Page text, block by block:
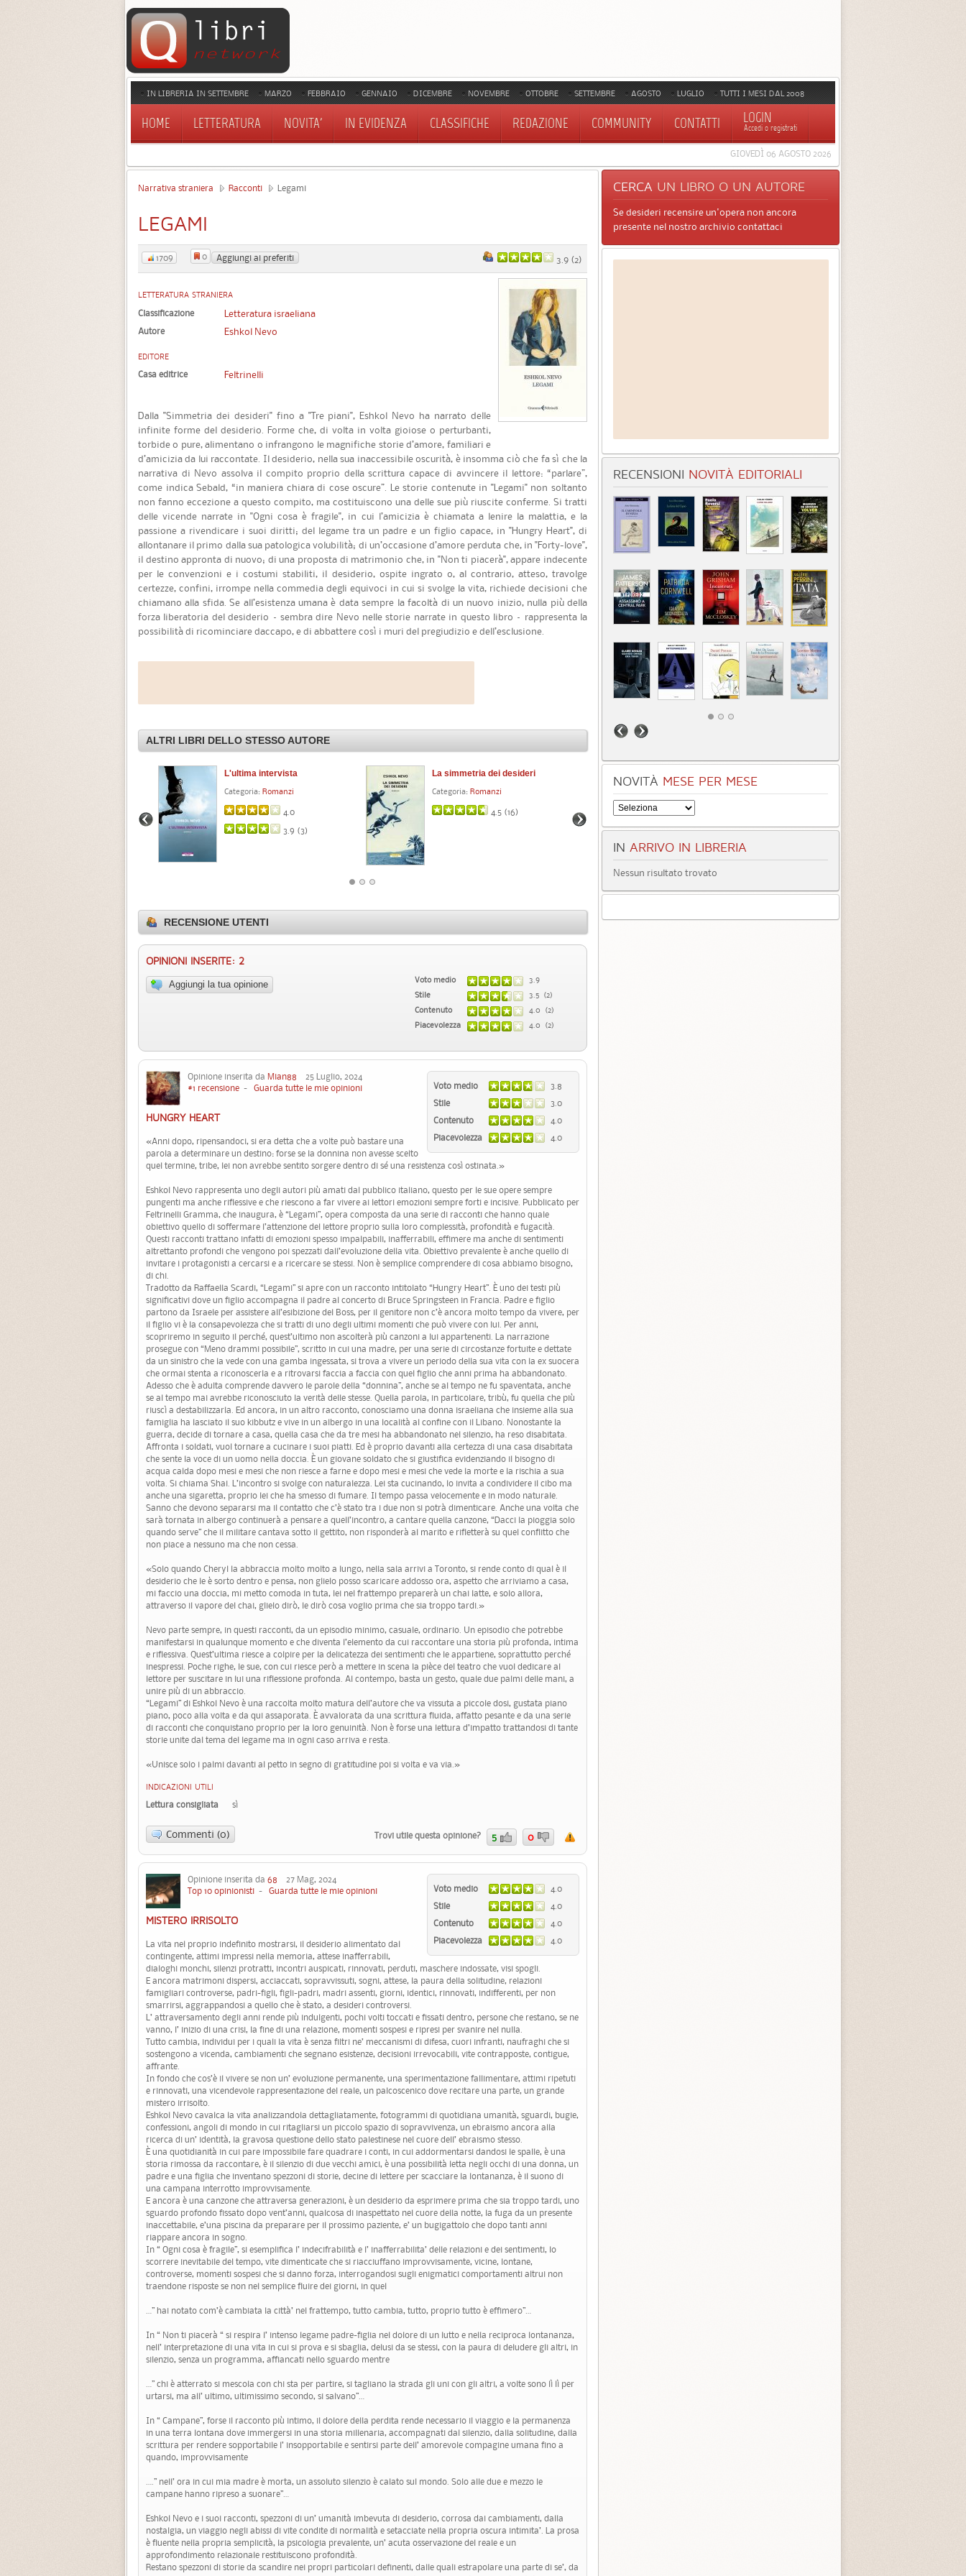
IN LIBRERIA IN SETTEMBRE MARZO FEBBRAIO GENNAIO DICEMBRE NOVEMBRE OTTOBRE SETTEMBRE AGOSTO LUGLIO TUTTI I MESI DAL 2008
HOME LETTERATURA NOVITA' IN EVIDENZA CLASSIFICHE REDAZIONE COMMUNITY CONTATTI LOGIN
Accedi o registrati
GIOVEDÌ 06 AGOSTO 2026
Narrativa straniera Racconti Legami
LEGAMI
3.9 (2)
1709 0 Aggiungi ai preferiti
LETTERATURA STRANIERA
Classificazione Letteratura israeliana
Autore Eshkol Nevo
EDITORE
Casa editrice Feltrinelli
Dalla "Simmetria dei desideri" fino a "Tre piani", Eshkol Nevo ha narrato delle
infinite forme del desiderio. Forme che, di volta in volta gioiose o perturbanti,
torbide o pure, alimentano o infrangono le magnifiche storie d’amore, familiari e
d’amicizia da lui raccontate. Il desiderio, nella sua inaccessibile oscurità, è insomma ciò che fa sì che la
narrativa di Nevo assolva il compito proprio della scrittura capace di avvincere il lettore: “parlare”,
come indica Sebald, “in maniera chiara di cose oscure”. Le storie contenute in "Legami" non soltanto
non fanno eccezione a questo compito, ma costituiscono una delle sue più riuscite conferme. Si tratti
delle vicende narrate in "Ogni cosa è fragile", in cui l’amicizia è chiamata a lenire la malattia, e la
passione a rivendicare i suoi diritti; del legame tra un padre e un figlio capace, in "Hungry Heart", di
allontanare il primo dalla sua patologica volubilità; di un’occasione d’amore perduta che, in "Forty-love",
il destino appronta di nuovo; di una proposta di matrimonio che, in "Non ti piacerà", appare indecente
per le convenzioni e i costumi stabiliti, il desiderio, ospite ingrato o, al contrario, atteso, travolge
certezze, confini, irrompe nella commedia degli equivoci in cui si svolge la vita, richiede decisioni che
chiamano alla sfida. Se all’esistenza umana è data sempre la facoltà di un nuovo inizio, nulla più della
forza liberatoria del desiderio – sembra dire Nevo nelle storie narrate in questo libro – rappresenta la
possibilità di ricominciare daccapo, e di abbattere così i muri del pregiudizio e dell’esclusione.
ALTRI LIBRI DELLO STESSO AUTORE
L'ultima intervista
Categoria: Romanzi
4.0
3.9 (3)
La simmetria dei desideri
Categoria: Romanzi
4.5 (16)
Tre piani
Categoria:Romanzi
3.9 (10)
RECENSIONE UTENTI
OPINIONI INSERITE: 2
Aggiungi la tua opinione Voto medio
3.9
Stile
3.5 (2)
Contenuto
4.0 (2)
Piacevolezza
4.0 (2)
Voto medio
3.8
Stile
3.0
Contenuto
4.0
Piacevolezza
4.0
Opinione inserita da Mian88 25 Luglio, 2024
#1 recensione - Guarda tutte le mie opinioni
HUNGRY HEART
«Anni dopo, ripensandoci, si era detta che a volte può bastare una
parola a determinare un destino: forse se la donnina non avesse scelto
quel termine, tribe, lei non avrebbe sentito sorgere dentro di sé una resistenza così ostinata.»
Eshkol Nevo rappresenta uno degli autori più amati dal pubblico italiano, questo per le sue opere sempre
pungenti ma anche riflessive e che riescono a far vivere ai lettori emozioni sempre forti e incisive. Pubblicato per
Feltrinelli Gramma, che inaugura, è “Legami”, opera composta da una serie di racconti che hanno quale
obiettivo quello di soffermare l’attenzione del lettore proprio sulla loro complessità, profondità e fugacità.
Questi racconti trattano infatti di emozioni spesso impalpabili, inafferrabili, effimere ma anche di sentimenti
altrettanto profondi che vengono poi spezzati dall’evoluzione della vita. Obiettivo prevalente è anche quello di
invitare i protagonisti a cercarsi e a ricercare se stessi. Non è semplice comprendere di cosa abbiamo bisogno,
di chi.
Tradotto da Raffaella Scardi, “Legami” si apre con un racconto intitolato “Hungry Heart”. È uno dei testi più
significativi dove un figlio accompagna il padre al concerto di Bruce Springsteen in Francia. Padre e figlio
partono da Israele per assistere all’esibizione del Boss, per il genitore non c’è ancora molto tempo da vivere, per
il figlio vi è la consapevolezza che si tratti di uno degli ultimi momenti che può vivere con lui. Per anni,
scopriremo in seguito il perché, quest’ultimo non ascolterà più canzoni a lui appartenenti. La narrazione
prosegue con “Meno drammi possibile”, scritto in cui una madre, per una serie di circostanze fortuite e dettate
da un sinistro che la vede con una gamba ingessata, si trova a vivere un periodo della sua vita con la ex suocera
che ormai stenta a riconoscerla e a ritrovarsi faccia a faccia con quel figlio che anni prima ha abbandonato.
Adesso che è adulta comprende davvero le parole della “donnina”, anche se al tempo ne fu spaventata, anche
se al tempo mai avrebbe riconosciuto la verità delle stesse. Quella parola, in particolare, tribù, fu quella che più
riuscì a destabilizzarla. Ed ancora, in un altro racconto, conosciamo una donna israeliana che insieme alla sua
famiglia ha lasciato il suo kibbutz e vive in un albergo in una località al confine con il Libano. Nonostante la
guerra, decide di tornare a casa, quella casa che da tre mesi ha abbandonato nel silenzio, ha reso disabitata.
Affronta i soldati, vuol tornare a cucinare i suoi piatti. Ed è proprio davanti alla certezza di una casa disabitata
che sente la voce di un uomo nella doccia. È un giovane soldato che si giustifica evidenziando il bisogno di
acqua calda dopo mesi e mesi che non riesce a farne e dopo mesi e mesi che vede la morte e la rischia a sua
volta. Si chiama Shai. L’incontro si svolge con naturalezza. Lei sta cucinando, lo invita a condividere il cibo ma
anche una sigaretta, proprio lei che ha smesso di fumare. Il tempo passa velocemente e in modo naturale.
Sanno che devono separarsi ma il contatto che c’è stato tra i due non si potrà dimenticare. Anche una volta che
sarà tornata in albergo continuerà a pensare a quell’incontro, a cantare quella canzone, “Dacci la pioggia solo
quando serve” che il militare cantava sotto il gettito, non risponderà al marito e rifletterà su quel conflitto che
non piace a nessuno ma che non cessa.
«Solo quando Cheryl la abbraccia molto molto a lungo, nella sala arrivi a Toronto, si rende conto di qual è il
desiderio che le è sorto dentro e pensa, non glielo posso scaricare addosso ora, aspetto che arriviamo a casa,
mi faccio una doccia, mi metto comoda in tuta, lei nel frattempo preparerà un chai latte, e solo allora,
attraverso il vapore del chai, glielo dirò, le dirò cosa voglio prima che sia troppo tardi.»
Nevo parte sempre, in questi racconti, da un episodio minimo, casuale, ordinario. Un episodio che potrebbe
manifestarsi in qualunque momento e che diventa l’elemento da cui raccontare una storia più profonda, intima
e riflessiva. Quest’ultima riesce a colpire per la delicatezza dei sentimenti che le appartiene, soprattutto perché
inespressi. Poche righe, le sue, con cui riesce però a mettere in scena la pièce del teatro che vuol dedicare al
lettore per suscitare in lui una riflessione profonda. Al contempo, basta un gesto, quale due palmi delle mani, a
unire più di un abbraccio.
“Legami” di Eshkol Nevo è una raccolta molto matura dell’autore che va vissuta a piccole dosi, gustata piano
piano, poco alla volta e da qui assaporata. È avvalorata da una scrittura fluida, affatto pesante e da una serie
di racconti che conquistano proprio per la loro genuinità. Non è forse una lettura d’impatto trattandosi di tante
storie unite dal tema del legame ma in ogni caso arriva e resta.
«Unisce solo i palmi davanti al petto in segno di gratitudine poi si volta e va via.»
INDICAZIONI UTILI
Lettura consigliata sì
Commenti (0) Trovi utile questa opinione? 5 0
Voto medio
4.0
Stile
4.0
Contenuto
4.0
Piacevolezza
4.0
Opinione inserita da 68 27 Mag, 2024
Top 10 opinionisti - Guarda tutte le mie opinioni
MISTERO IRRISOLTO
La vita nel proprio indefinito mostrarsi, il desiderio alimentato dal
contingente, attimi impressi nella memoria, attese inafferrabili,
dialoghi monchi, silenzi protratti, incontri auspicati, rinnovati, perduti, maschere indossate, visi spogli.
E ancora matrimoni dispersi, acciaccati, sopravvissuti, sogni, attese, la paura della solitudine, relazioni
famigliari controverse, padri-figli, figli-padri, madri assenti, giorni, identici, rinnovati, indifferenti, per non
smarrirsi, aggrappandosi a quello che è stato, a desideri controversi.
L’ attraversamento degli anni rende più indulgenti, pochi volti toccati e fissati dentro, persone che restano, se ne
vanno, l’ inizio di una crisi, la fine di una relazione, momenti sospesi e ripresi per svanire nel nulla.
Tutto cambia, individui per i quali la vita è senza filtri ne’ meccanismi di difesa, cuori infranti, naufraghi che si
sostengono a vicenda, cambiamenti che segnano esistenze, decisioni irrevocabili, vite contrapposte, contigue,
affrante.
In fondo che cos’è il vivere se non un’ evoluzione permanente, una sperimentazione fallimentare, attimi ripetuti
e rinnovati, una vicendevole rappresentazione del reale, un palcoscenico dove recitare una parte, un grande
mistero irrisolto.
Eshkol Nevo cavalca la vita analizzandola dettagliatamente, fotogrammi di quotidiana umanità, sguardi, bugie,
confessioni, angoli di mondo in cui ritagliarsi un piccolo spazio di sopravvivenza, un ebraismo ancora alla
ricerca di un’ identità, la gravosa questione dello stato palestinese nel cuore dell’ ebraismo stesso.
È una quotidianità in cui pare impossibile fare quadrare i conti, in cui addormentarsi dandosi le spalle, è una
storia rimossa da raccontare, è il silenzio di due vecchi amici, è una possibilità letta negli occhi di una donna, un
padre e una figlia che inventano spezzoni di storie, decine di lettere per scacciare la lontananza, è il suono di
una campana interrotto improvvisamente.
E ancora è una canzone che attraversa generazioni, è un desiderio da esprimere prima che sia troppo tardi, uno
sguardo profondo fissato dopo vent’anni, qualcosa di inaspettato nel cuore della notte, la fuga da un presente
inaccettabile, e’una piscina da preparare per il prossimo paziente, e’ un bugigattolo che dopo tanti anni
riappare ancora in sogno.
In “ Ogni cosa è fragile”, si esemplifica l’ indecifrabilità e l’ inafferrabilita’ delle relazioni e dei sentimenti, lo
scorrere inevitabile del tempo, vite dimenticate che si riacciuffano improvvisamente, vicine, lontane,
controverse, momenti sospesi che si danno forza, interrogandosi sugli enigmatici comportamenti altrui non
traendone risposte se non nel semplice fluire dei giorni, in quel
…” hai notato com’è cambiata la città’ nel frattempo, tutto cambia, tutto, proprio tutto è effimero”…
In “ Non ti piacerà “ si respira l’ intenso legame padre-figlia nel dolore di un lutto e nella reciproca lontananza,
nell’ interpretazione di una vita in cui si prova e si sbaglia, delusi da se stessi, con la paura di deludere gli altri, in
silenzio, senza un programma, affiancati nello sguardo mentre
…” chi è atterrato si mescola con chi sta per partire, si tagliano la strada gli uni con gli altri, a volte sono lì lì per
urtarsi, ma all’ ultimo, ultimissimo secondo, si salvano”…
In “ Campane”, forse il racconto più intimo, il dolore della perdita rende necessario il viaggio e la permanenza
in una terra lontana dove immergersi in una storia millenaria, accompagnati dal silenzio, dalla solitudine, dalla
scrittura per rendere sopportabile l’ insopportabile e sentirsi parte dell’ amorevole compagine umana fino a
quando, improvvisamente
….” nell’ ora in cui mia madre è morta, un assoluto silenzio è calato sul mondo. Solo alle due e mezzo le
campane hanno ripreso a suonare”…
Eshkol Nevo e i suoi racconti, spezzoni di un’ umanità imbevuta di desiderio, corrosa dai cambiamenti, dalla
nostalgia, un viaggio negli abissi di vite condite di normalità e setacciate nella propria oscura intimita’. La prosa
è fluente nella propria semplicità, la psicologia prevalente, un’ acuta osservazione del reale e un
approfondimento relazionale restituiscono profondità.
Restano spezzoni di storie da scandire nei propri particolari definenti, dalle quali estrapolare una parte di se’, da
CERCA UN LIBRO O UN AUTORE
Se desideri recensire un'opera non ancora
presente nel nostro archivio contattaci
RECENSIONI NOVITÀ EDITORIALI
NOVITÀ MESE PER MESE
IN ARRIVO IN LIBRERIA
Nessun risultato trovato